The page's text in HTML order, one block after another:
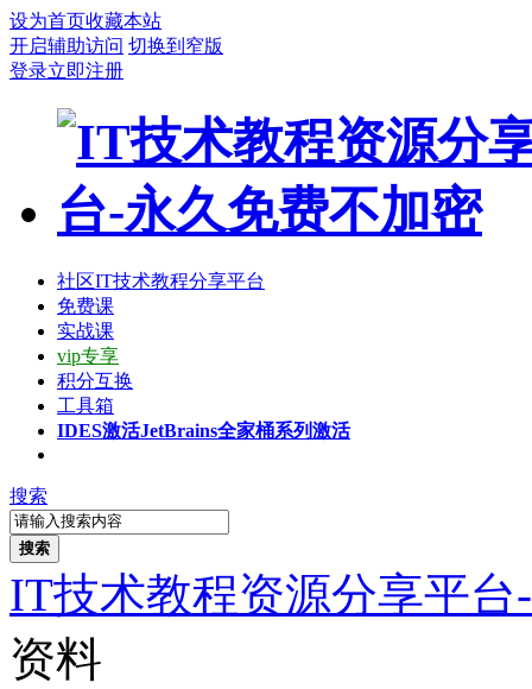
设为首页收藏本站
开启辅助访问 切换到窄版
登录立即注册
社区IT技术教程分享平台
免费课
实战课
vip专享
积分互换
工具箱
IDES激活JetBrains全家桶系列激活
搜索
搜索
IT技术教程资源分享平
资料